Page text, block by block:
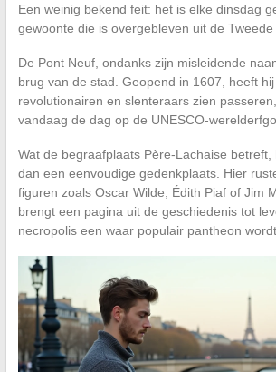
Een weinig bekend feit: het is elke dinsdag
gewoonte die is overgebleven uit de Tweede
De Pont Neuf, ondanks zijn misleidende
brug van de stad. Geopend in 1607, heeft hij
revolutionairen en slenteraars zien
vandaag de dag op de UNESCO-
Wat de begraafplaats Père-Lachaise betreft,
dan een eenvoudige gedenkplaats. Hier
figuren zoals Oscar Wilde, Édith Piaf of Jim
brengt een pagina uit de geschiedenis tot
necropolis een waar populair pantheon wordt.